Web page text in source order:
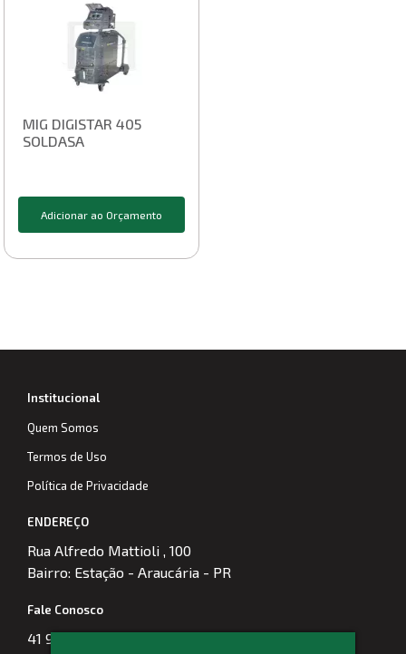
MIG DIGISTAR 405
SOLDASA
Adicionar ao Orçamento
Institucional
Quem Somos
Termos de Uso
Política de Privacidade
ENDEREÇO
Rua Alfredo Mattioli , 100
Bairro: Estação - Araucária - PR
Fale Conosco
41 99974-5956